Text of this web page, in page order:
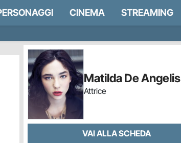
CINEMA STREAMING
Matilda De Angelis
Attrice
VAI ALLA SCHEDA